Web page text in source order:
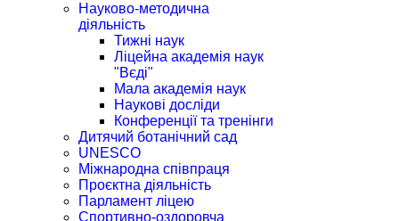
Науково-методична
діяльність
Тижні наук
Ліцейна академія наук
"Вєді"
Мала академія наук
Наукові досліди
Конференції та тренінги
Дитячий ботанічний сад
UNESCO
Міжнародна співпраця
Проєктна діяльність
Парламент ліцею
Спортивно-оздоровча